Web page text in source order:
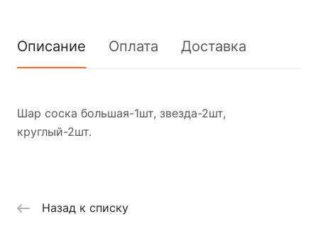
Описание Оплата Доставка
Шар соска большая-1шт, звезда-2шт,
круглый-2шт.
Назад к списку